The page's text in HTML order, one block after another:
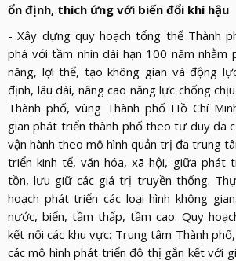
ổn định, thích ứng với biến đổi khí hậu
- Xây dựng quy hoạch tổng thể Thành
phá với tầm nhìn dài hạn 100 năm nhằm
năng, lợi thế, tạo không gian và động
định, lâu dài, nâng cao năng lực chống
Thành phố, vùng Thành phố Hồ Chí
gian phát triển thành phố theo tư duy đa
vận hành theo mô hình quản trị đa trung
triển kinh tế, văn hóa, xã hội, giữa phát
tồn, lưu giữ các giá trị truyền thống.
hoạch phát triển các loại hình không
nước, biển, tầm thấp, tầm cao. Quy
kết nối các khu vực: Trung tâm Thành
các mô hình phát triển đô thị gắn kết với